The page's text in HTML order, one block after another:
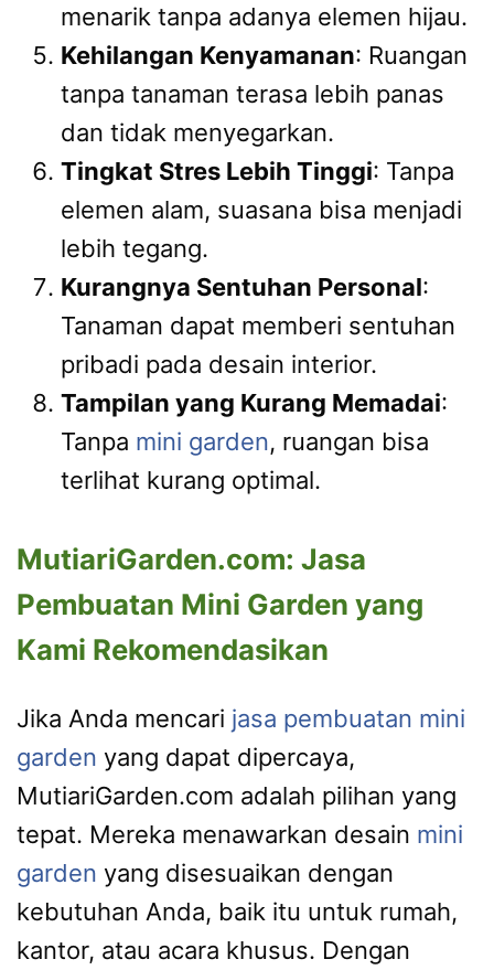
menarik tanpa adanya elemen hijau.
Kehilangan Kenyamanan: Ruangan
tanpa tanaman terasa lebih panas
dan tidak menyegarkan.
Tingkat Stres Lebih Tinggi: Tanpa
elemen alam, suasana bisa menjadi
lebih tegang.
Kurangnya Sentuhan Personal:
Tanaman dapat memberi sentuhan
pribadi pada desain interior.
Tampilan yang Kurang Memadai:
Tanpa mini garden, ruangan bisa
terlihat kurang optimal.
MutiariGarden.com: Jasa
Pembuatan Mini Garden yang
Kami Rekomendasikan
Jika Anda mencari jasa pembuatan mini
garden yang dapat dipercaya,
MutiariGarden.com adalah pilihan yang
tepat. Mereka menawarkan desain mini
garden yang disesuaikan dengan
kebutuhan Anda, baik itu untuk rumah,
kantor, atau acara khusus. Dengan